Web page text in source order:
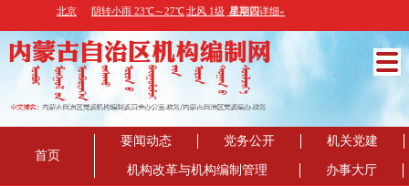
首页
要闻动态 党务公开 机关党建
机构改革与机构编制管理 办事大厅